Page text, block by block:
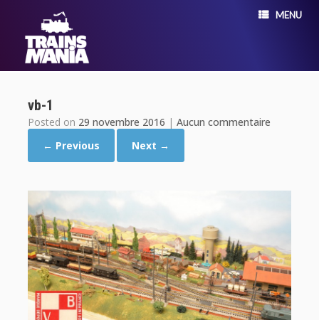
MENU
vb-1
Posted on 29 novembre 2016 | Aucun commentaire
← Previous
Next →